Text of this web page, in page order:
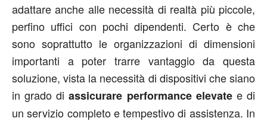
adattare anche alle necessità di realtà più piccole,
perfino uffici con pochi dipendenti. Certo è che
sono soprattutto le organizzazioni di dimensioni
importanti a poter trarre vantaggio da questa
soluzione, vista la necessità di dispositivi che siano
in grado diassicurare performance elevatee di
un servizio completo e tempestivo di assistenza. In